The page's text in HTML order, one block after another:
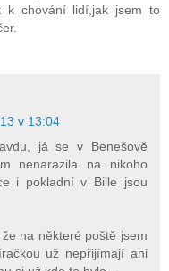
k chování lidí,jak jsem to
v 13:04
já se v Benešově
nenarazila na nikoho
i pokladní v Bille jsou
na některé poště jsem
už nepřijímají ani